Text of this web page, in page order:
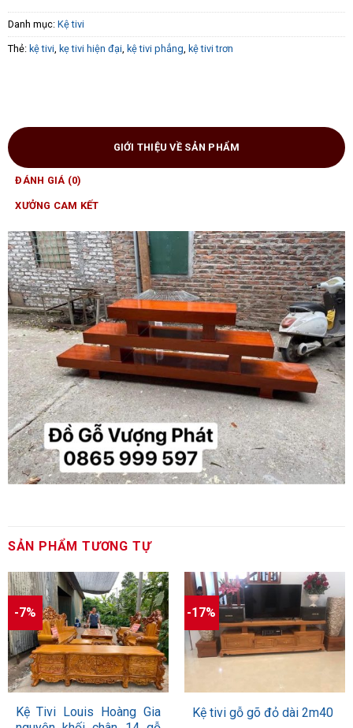
Danh mục: Kệ tivi
Thẻ: kệ tivi, kẹ tivi hiện đại, kệ tivi phẳng, kệ tivi trơn
GIỚI THIỆU VỀ SẢN PHẨM
ĐÁNH GIÁ (0)
XƯỞNG CAM KẾT
SẢN PHẨM TƯƠNG TỰ
-7%
Kệ Tivi Louis Hoàng Gia
-17%
Kệ tivi gỗ gõ đỏ dài 2m40